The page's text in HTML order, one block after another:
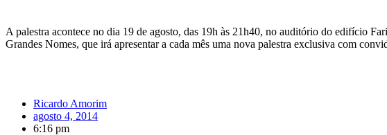
A palestra acontece no dia 19 de agosto, das 19h às 21h40, no auditório do edifício
Grandes Nomes, que irá apresentar a cada mês uma nova palestra exclusiva com
Ricardo Amorim
agosto 4, 2014
6:16 pm